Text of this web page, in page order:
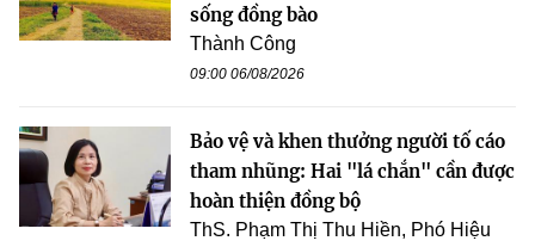
sống đồng bào
Thành Công
09:00 06/08/2026
Bảo vệ và khen thưởng người tố cáo
tham nhũng: Hai "lá chắn" cần được
hoàn thiện đồng bộ
ThS. Phạm Thị Thu Hiền, Phó Hiệu